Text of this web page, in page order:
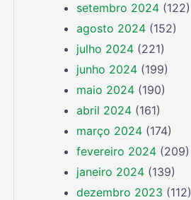
setembro 2024 (122)
agosto 2024 (152)
julho 2024 (221)
junho 2024 (199)
maio 2024 (190)
abril 2024 (161)
março 2024 (174)
fevereiro 2024 (209)
janeiro 2024 (139)
dezembro 2023 (112)